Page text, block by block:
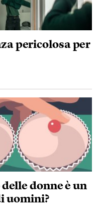
pericolosa per
donne è un
uomini?